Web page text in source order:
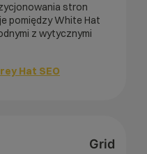
stron
pomiędzy White Hat
z wytycznymi
Hat SEO
Grid